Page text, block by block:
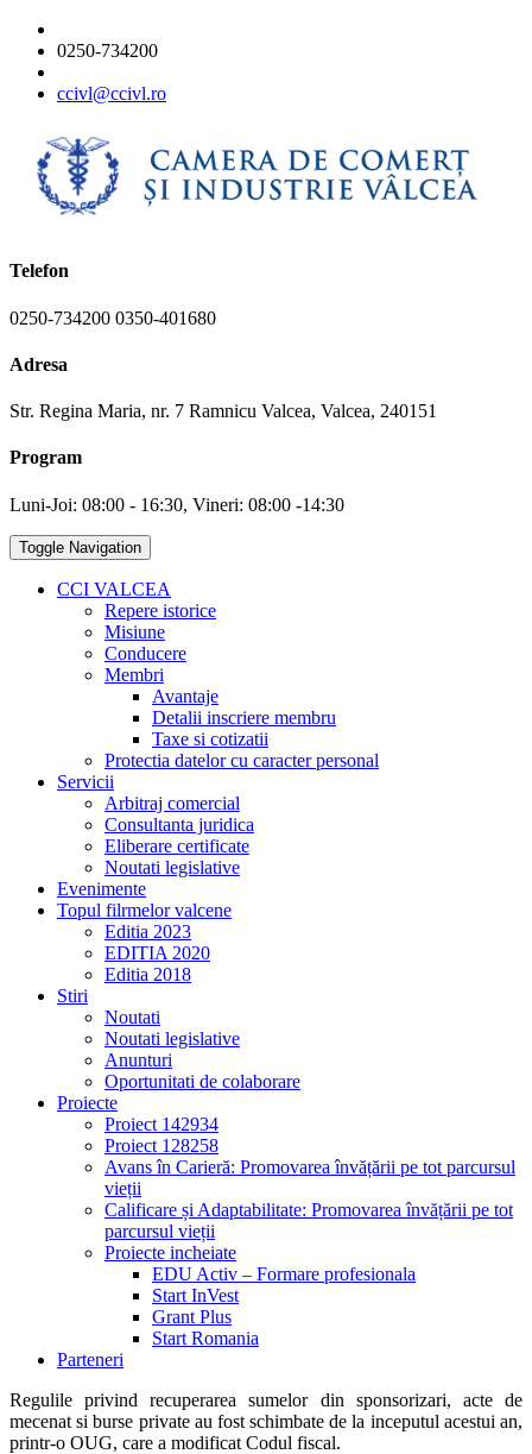
0250-734200
ccivl@ccivl.ro
Telefon
0250-734200 0350-401680
Adresa
Str. Regina Maria, nr. 7 Ramnicu Valcea, Valcea, 240151
Program
Luni-Joi: 08:00 - 16:30, Vineri: 08:00 -14:30
Toggle Navigation
CCI VALCEA
Repere istorice
Misiune
Conducere
Membri
Avantaje
Detalii inscriere membru
Taxe si cotizatii
Protectia datelor cu caracter personal
Servicii
Arbitraj comercial
Consultanta juridica
Eliberare certificate
Noutati legislative
Evenimente
Topul filrmelor valcene
Editia 2023
EDITIA 2020
Editia 2018
Stiri
Noutati
Noutati legislative
Anunturi
Oportunitati de colaborare
Proiecte
Proiect 142934
Proiect 128258
Avans în Carieră: Promovarea învățării pe tot parcursul
vieții
Calificare și Adaptabilitate: Promovarea învățării pe tot
parcursul vieții
Proiecte incheiate
EDU Activ – Formare profesionala
Start InVest
Grant Plus
Start Romania
Parteneri
Regulile privind recuperarea sumelor din sponsorizari, acte de
mecenat si burse private au fost schimbate de la inceputul acestui an,
printr-o OUG, care a modificat Codul fiscal.